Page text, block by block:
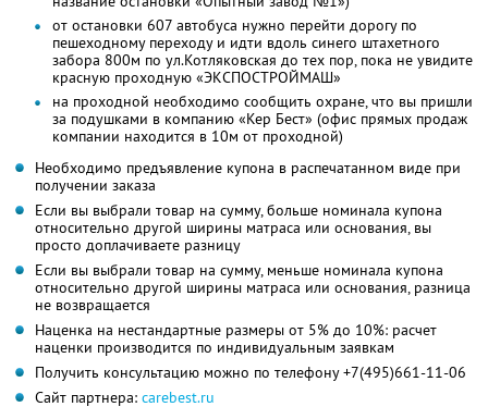
от остановки 607 автобуса нужно перейти дорогу по
пешеходному переходу и идти вдоль синего штахетного
забора 800м по ул.Котляковская до тех пор, пока не увидите
красную проходную «ЭКСПОСТРОЙМАШ»
на проходной необходимо сообщить охране, что вы пришли
за подушками в компанию «Кер Бест» (офис прямых продаж
компании находится в 10м от проходной)
Необходимо предъявление купона в распечатанном виде при
получении заказа
Если вы выбрали товар на сумму, больше номинала купона
относительно другой ширины матраса или основания, вы
просто доплачиваете разницу
Если вы выбрали товар на сумму, меньше номинала купона
относительно другой ширины матраса или основания, разница
не возвращается
Наценка на нестандартные размеры от 5% до 10%: расчет
наценки производится по индивидуальным заявкам
Получить консультацию можно по телефону +7(495)661-11-06
Сайт партнера: carebest.ru